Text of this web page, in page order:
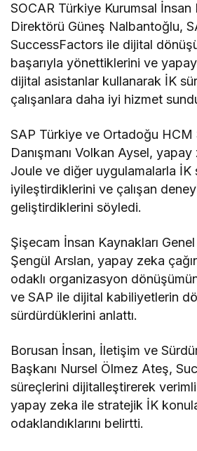
SOCAR Türkiye Kurumsal İnsan
Direktörü Güneş Nalbantoğlu,
SuccessFactors ile dijital
başarıyla yönettiklerini ve
dijital asistanlar kullanarak İK
çalışanlara daha iyi hizmet
SAP Türkiye ve Ortadoğu HCM
Danışmanı Volkan Aysel,
Joule ve diğer uygulamalarla İK
iyileştirdiklerini ve çalışan
geliştirdiklerini söyledi.
Şişecam İnsan Kaynakları Genel
Şengül Arslan, yapay zeka
odaklı organizasyon
ve SAP ile dijital kabiliyetlerin
sürdürdüklerini anlattı.
Borusan İnsan, İletişim ve
Başkanı Nursel Ölmez Ateş,
süreçlerini dijitalleştirerek
yapay zeka ile stratejik İK
odaklandıklarını belirtti.